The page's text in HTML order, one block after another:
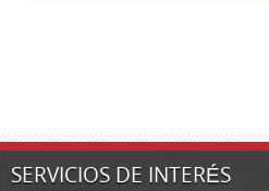
SERVICIOS DE INTERÉS